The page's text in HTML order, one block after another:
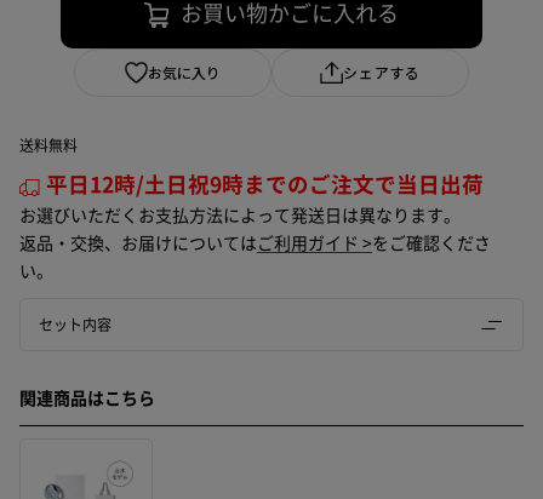
お買い物かごに入れる
お気に入り シェアする
送料無料
平日12時/土日祝9時までのご注文で当日出荷
お選びいただくお支払方法によって発送日は異なります。
返品・交換、お届けについては ご利用ガイド >をご確認くださ
い。
セット内容
関連商品はこちら